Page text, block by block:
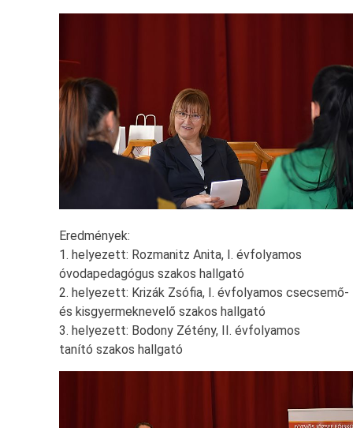
Eredmények:
1. helyezett: Rozmanitz Anita, I. évfolyamos
óvodapedagógus szakos hallgató
2. helyezett: Krizák Zsófia, I. évfolyamos csecsemő-
és kisgyermeknevelő szakos hallgató
3. helyezett: Bodony Zétény, II. évfolyamos
tanító szakos hallgató